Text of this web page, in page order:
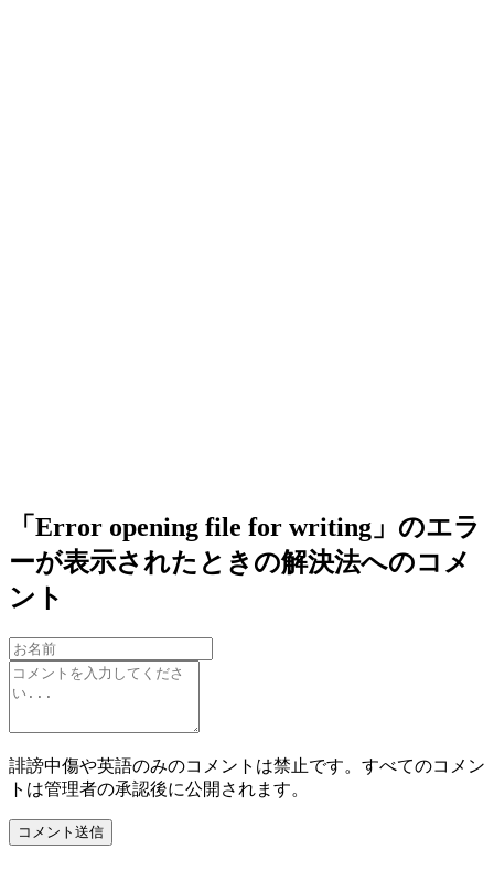
「Error opening file for writing」のエラ
ーが表示されたときの解決法へのコメ
ント
誹謗中傷や英語のみのコメントは禁止です。すべてのコメン
トは管理者の承認後に公開されます。
コメント送信